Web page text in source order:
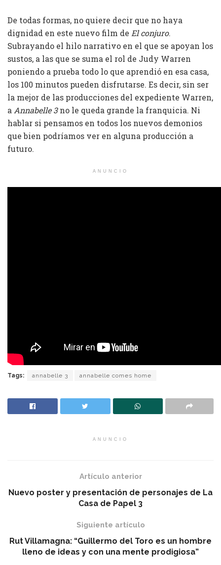
De todas formas, no quiere decir que no haya
dignidad en este nuevo film de El conjuro.
Subrayando el hilo narrativo en el que se apoyan los
sustos, a las que se suma el rol de Judy Warren
poniendo a prueba todo lo que aprendió en esa casa,
los 100 minutos pueden disfrutarse. Es decir, sin ser
la mejor de las producciones del expediente Warren,
a Annabelle 3no le queda grande la franquicia. Ni
hablar si pensamos en todos los nuevos demonios
que bien podríamos ver en alguna producción a
futuro.
ANUNCIO
Tags: annabelle 3 annabelle comes home
ANUNCIO
Artículo anterior
Nuevo poster y presentación de personajes de La
Casa de Papel 3
Siguiente artículo
Rut Villamagna: “Guillermo del Toro es un hombre
lleno de ideas y con una mente prodigiosa”